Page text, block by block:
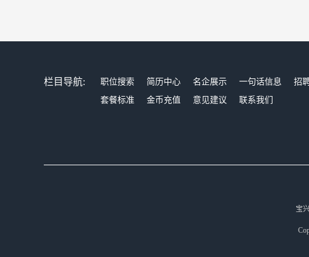
栏目导航: 职位搜索 简历中心 名企展示 一句话信息 招
套餐标准
金币充值 意见建议 联系我们
宝